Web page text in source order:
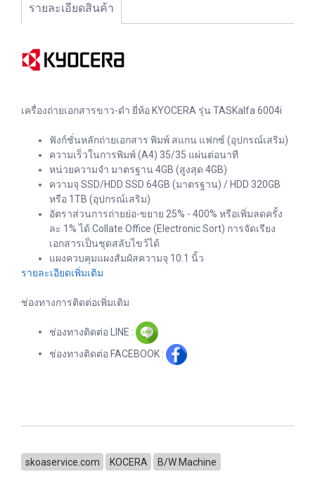
รายละเอียดสินค้า
เครื่องถ่ายเอกสารขาว-ดำ ยี่ห้อ KYOCERA รุ่น TASKalfa 6004i
ฟังก์ชั่นหลักถ่ายเอกสาร พิมพ์ สแกน แฟกซ์ (อุปกรณ์เสริม)
ความเร็วในการพิมพ์ (A4) 35/35 แผ่นต่อนาที
หน่วยความจำ มาตรฐาน 4GB (สูงสุด 4GB)
ความจุ SSD/HDD SSD 64GB (มาตรฐาน) / HDD 320GB
หรือ 1TB (อุปกรณ์เสริม)
อัตราส่วนการถ่ายย่อ-ขยาย 25% - 400% หรือเพิ่มลดครั้ง
ละ 1% ได้ Collate Office (Electronic Sort) การจัดเรียง
เอกสารเป็นชุดสลับไขว้ได้
แผงควบคุมแผงสัมผัสความจุ 10.1 นิ้ว
รายละเอียดเพิ่มเติม
ช่องทางการติดต่อเพิ่มเติม
ช่องทางติดต่อ LINE :
ช่องทางติดต่อ FACEBOOK :
skoaservice.com KOCERA B/W Machine